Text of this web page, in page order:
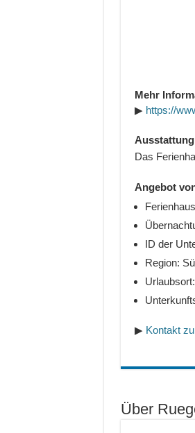
Mehr
▶ https://
Ausstattung
Das
Angebot
ID der
Region:
▶ Kontakt
Über